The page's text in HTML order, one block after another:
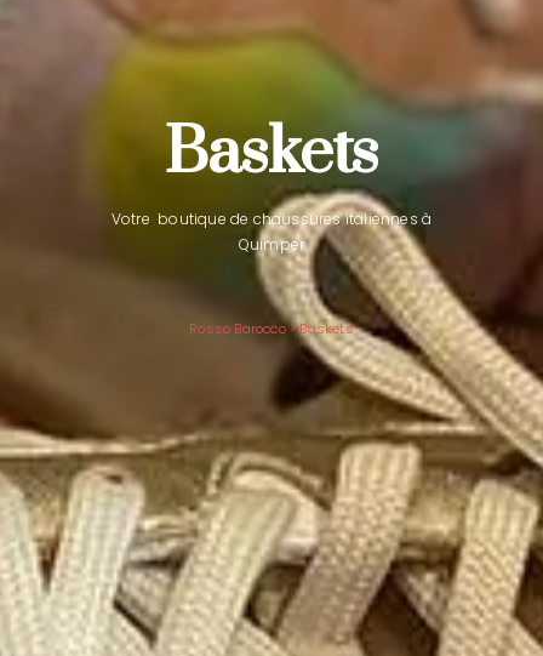
Baskets
Votre boutique de chaussures italiennes à
Quimper
Rosso Barocco>Baskets